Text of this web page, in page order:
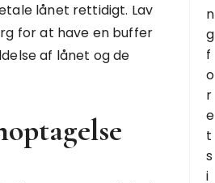
lånet rettidigt. Lav
for at have en buffer
af lånet og de